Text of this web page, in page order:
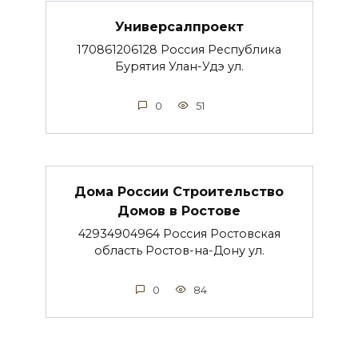
Универсалпроект
170861206128 Россия Республика
Бурятия Улан-Удэ ул.
0 51
Дома России Строительство
Домов в Ростове
42934904964 Россия Ростовская
область Ростов-на-Дону ул.
0 84